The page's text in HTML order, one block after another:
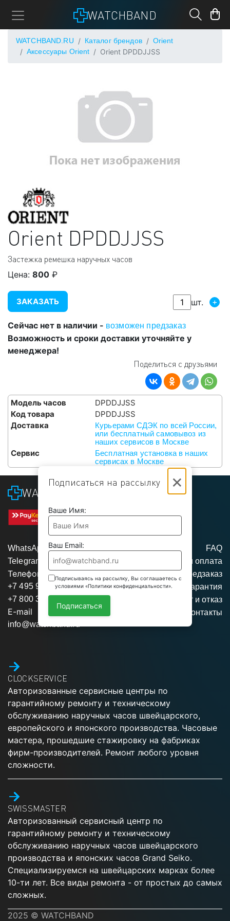
×
Подписаться на рассылку
Ваше Имя:
Ваш Email:
Подписываясь на рассылку, Вы соглашаетесь с
условиями «Политики конфиденциальности».
Подписаться
WATCHBAND
WATCHBAND.RU Каталог брендов
Orient
Аксессуары Orient
Orient DPDDJJSS
Orient DPDDJJSS
Застежка ремешка наручных часов
Цена: 800 ₽
ЗАКАЗАТЬ шт. +
Сейчас нет в наличии - возможен предзаказ
Возможность и сроки доставки уточняйте у
менеджера!
Поделиться с друзьями
Модель часов
DPDDJJSS
Код товара
DPDDJJSS
Доставка
Курьерами СДЭК по всей России,
или бесплатный самовывоз из
наших сервисов в Москве
Сервис
Бесплатная установка в наших
сервисах в Москве
WATCHBAND
WhatsApp
Telegram
Телефоны
+7 495 975 95 35
+7 800 350 34 04
E-mail
info@watchband.ru
FAQ
Доставка и оплата
Предзаказ
Гарантия
Возврат и отказ
Контакты
CLOCKSERVICE
Авторизованные сервисные центры по
гарантийному ремонту и техническому
обслуживанию наручных часов швейцарского,
европейского и японского производства. Часовые
мастера, прошедшие стажировку на фабриках
фирм-производителей. Ремонт любого уровня
сложности.
SWISSMASTER
Авторизованный сервисный центр по
гарантийному ремонту и техническому
обслуживанию наручных часов швейцарского
производства и японских часов Grand Seiko.
Специализируемся на швейцарских марках более
10-ти лет. Все виды ремонта - от простых до самых
сложных.
2025 © WATCHBAND